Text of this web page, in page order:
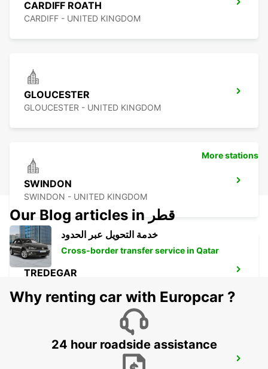
CARDIFF ROATH
CARDIFF - UNITED KINGDOM
GLOUCESTER
GLOUCESTER - UNITED KINGDOM
SWINDON
SWINDON - UNITED KINGDOM
TREDEGAR
More stations
Our Blog articles in قطر
خدمة التحويل عبر الحدود
Cross-border transfer service in Qatar
Why renting car with Europcar ?
24 hour roadside assistance